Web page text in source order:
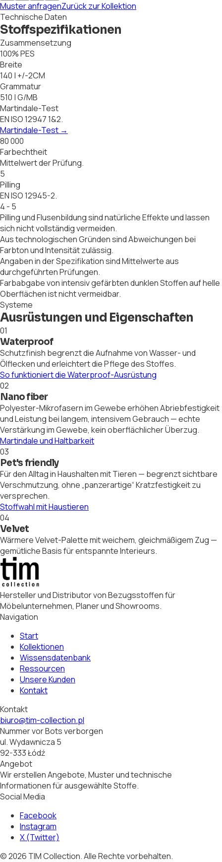
Muster anfragenZurück zur Kollektion
Technische Daten
Stoffspezifikationen
Zusammensetzung
100% PES
Breite
140 | +/-2CM
Grammatur
510 | G/MB
Martindale-Test
EN ISO 12947 1&2.
Martindale-Test →
80 000
Farbechtheit
Mittelwert der Prüfung.
5
Pilling
EN ISO 12945-2.
4 - 5
Pilling und Flusenbildung sind natürliche Effekte und lassen
sich nicht vollständig vermeiden.
Aus technologischen Gründen sind Abweichungen bei
Farbton und Intensität zulässig.
Angaben in der Spezifikation sind Mittelwerte aus
durchgeführten Prüfungen.
Farbabgabe von intensiv gefärbten dunklen Stoffen auf helle
Oberflächen ist nicht vermeidbar.
Systeme
Ausrüstungen und Eigenschaften
01
Waterproof
Schutzfinish begrenzt die Aufnahme von Wasser- und
Ölflecken und erleichtert die Pflege des Stoffes.
So funktioniert die Waterproof-Ausrüstung
02
Nano fiber
Polyester-Mikrofasern im Gewebe erhöhen Abriebfestigkeit
und Leistung bei langem, intensivem Gebrauch — echte
Verstärkung im Gewebe, kein oberflächlicher Überzug.
Martindale und Haltbarkeit
03
Pet's friendly
Für den Alltag in Haushalten mit Tieren — begrenzt sichtbare
Verschmutzung, ohne „panzerartige“ Kratzfestigkeit zu
versprechen.
Stoffwahl mit Haustieren
04
Velvet
Wärmere Velvet-Palette mit weichem, gleichmäßigem Zug —
gemütliche Basis für entspannte Interieurs.
Hersteller und Distributor von Bezugsstoffen für
Möbelunternehmen, Planer und Showrooms.
Navigation
Start
Kollektionen
Wissensdatenbank
Ressourcen
Unsere Kunden
Kontakt
Kontakt
biuro@tim-collection.pl
Nummer vor Bots verborgen
ul. Wydawnicza 5
92-333 Łódź
Angebot
Wir erstellen Angebote, Muster und technische
Informationen für ausgewählte Stoffe.
Social Media
Facebook
Instagram
X (Twitter)
©2026 TIM Collection.Alle Rechte vorbehalten.